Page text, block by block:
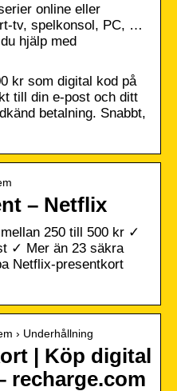
online eller
tv, spelkonsol, PC, …
hjälp med
kr som digital kod på
till din e-post och ditt
betalning. Snabbt,
– Netflix
250 till 500 kr ✓
✓ Mer än 23 säkra
Netflix-presentkort
› Underhållning
| Köp digital
recharge.com